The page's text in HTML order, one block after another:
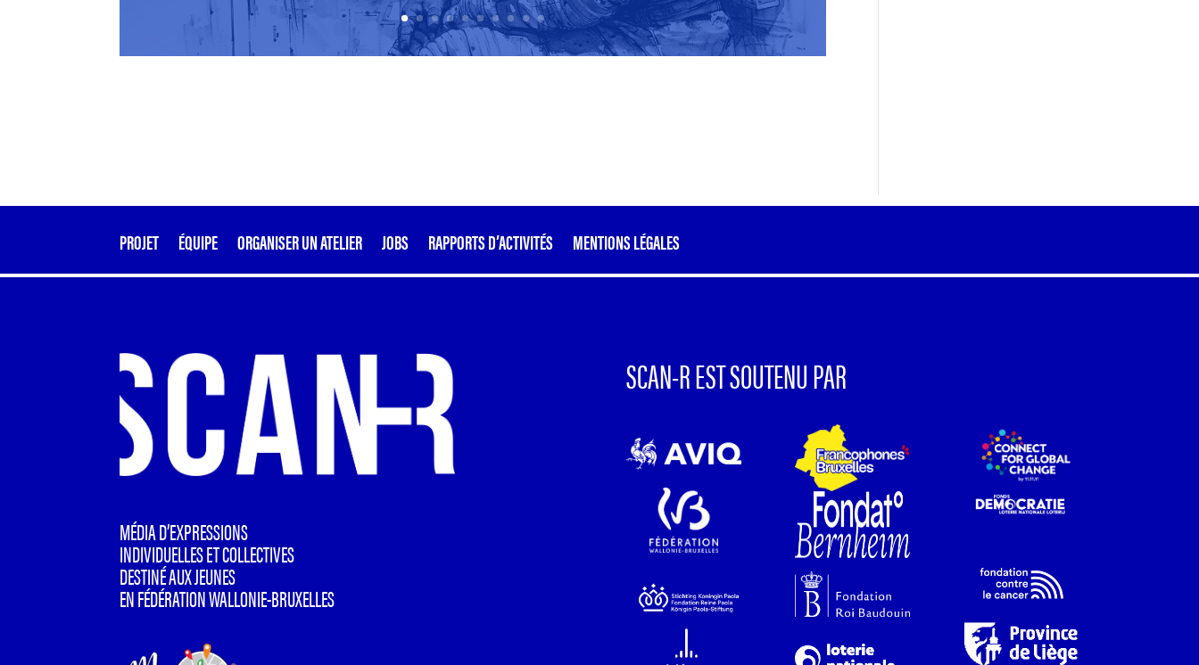
PROJET ÉQUIPE ORGANISER UN ATELIER JOBS RAPPORTS D’ACTIVITÉS MENTIONS LÉGALES
MÉDIA D’EXPRESSIONS
INDIVIDUELLES ET COLLECTIVES
DESTINÉ AUX JEUNES
EN FÉDÉRATION WALLONIE-BRUXELLES
SCAN-R EST SOUTENU PAR